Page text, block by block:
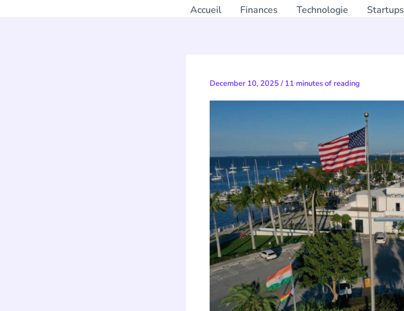
Accueil Finances Technologie Startups
December 10, 2025/ 11 minutes of reading